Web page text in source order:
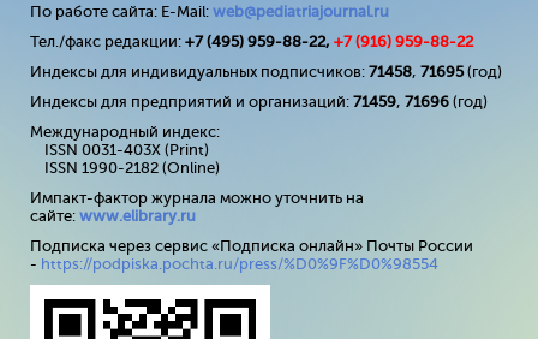
По работе сайта: E-Mail: web@pediatriajournal.ru
Тел./факс редакции: +7 (495) 959-88-22, +7 (916) 959-88-22
Индексы для индивидуальных подписчиков: 71458, 71695(год)
Индексы для предприятий и организаций: 71459, 71696 (год)
Международный индекс:
ISSN 0031-403X (Print)
ISSN 1990-2182 (Online)
Импакт-фактор журнала можно уточнить на
сайте: www.elibrary.ru
Подписка через сервис «Подписка онлайн» Почты России
- https://podpiska.pochta.ru/press/%D0%9F%D0%98554